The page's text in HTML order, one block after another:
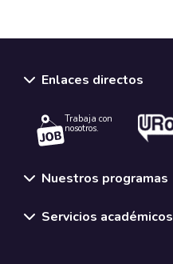
Enlaces directos
Trabaja con
nosotros.
Nuestros programas
Servicios académicos